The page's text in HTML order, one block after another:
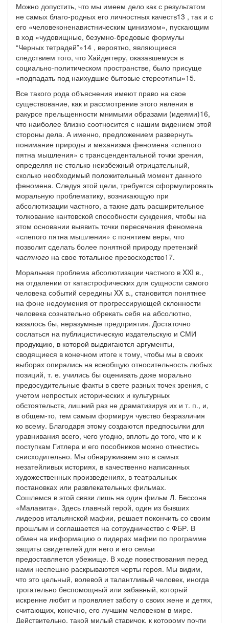
Можно допустить, что мы имеем дело как с результатом
не самых благо-родных его личностных качеств13 , так и с
его «человеконенавистническим цинизмом», пускающим
в ход «чудовищные, безумно-бредовые формулы
“Черных тетрадей”»14 , вероятно, являющиеся
следствием того, что Хайдеггеру, оказавшемуся в
социально-политическом пространстве, было присуще
«подпадать под наихудшие бытовые стереотипы»15.
Все такого рода объяснения имеют право на свое
существование, как и рассмотрение этого явления в
ракурсе прельщенности мнимыми образами (идеями)16,
что наиболее близко соотносится с нашим видением этой
стороны дела. А именно, предложением развернуть
понимание природы и механизма феномена «слепого
пятна мышления» с трансцендентальной точки зрения,
определяя не столько неизбежный отрицательный,
сколько необходимый положительный момент данного
феномена. Следуя этой цели, требуется сформулировать
моральную проблематику, возникающую при
абсолютизации частного, а также дать расширительное
толкование кантовской способности суждения, чтобы на
этом основании выявить точки пересечения феномена
«слепого пятна мышления» с понятием веры, что
позволит сделать более понятной природу претензий
частного на свое тотальное превосходство17.
Моральная проблема абсолютизации частного в XXI в.,
на отдалении от катастрофических для сущности самого
человека событий середины XX в., становится понятнее
на фоне недоумения от прогрессирующей склонности
человека сознательно обрекать себя на абсолютно,
казалось бы, неразумные предприятия. Достаточно
сослаться на публицистическую издательскую и СМИ
продукцию, в которой выдвигаются аргументы,
сводящиеся в конечном итоге к тому, чтобы мы в своих
выборах опирались на всеобщую относительность любых
позиций, т. е. учились бы оценивать даже морально
предосудительные факты в свете разных точек зрения, с
учетом непростых исторических и культурных
обстоятельств, лишний раз не драматизируя их и т. п., и,
в общем-то, тем самым формируя чувство безразличия
ко всему. Благодаря этому создаются предпосылки для
уравнивания всего, чего угодно, вплоть до того, что и к
поступкам Гитлера и его пособников можно отнестись
снисходительно. Мы обнаруживаем это в самых
незатейливых историях, в качественно написанных
художественных произведениях, в театральных
постановках или развлекательных фильмах.
Сошлемся в этой связи лишь на один фильм Л. Бессона
«Малавита». Здесь главный герой, один из бывших
лидеров итальянской мафии, решает покончить со своим
прошлым и соглашается на сотрудничество с ФБР. В
обмен на информацию о лидерах мафии по программе
защиты свидетелей для него и его семьи
предоставляется убежище. В ходе повествования перед
нами неспешно раскрываются черты героя. Мы видим,
что это цельный, волевой и талантливый человек, иногда
трогательно беспомощный или забавный, который
искренне любит и проявляет заботу о своих жене и детях,
считающих, конечно, его лучшим человеком в мире.
Действительно, такой милый старичок, к которому почти